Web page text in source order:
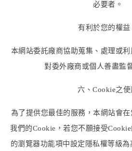
必要者。
有利於您的權益
本網站委託廠商協助蒐集、處理或
對委外廠商或個人善盡監
六、Cookie之使
為了提供您最佳的服務，本網站會
我們的Cookie，若您不願接受
的瀏覽器功能項中設定隱私權等級